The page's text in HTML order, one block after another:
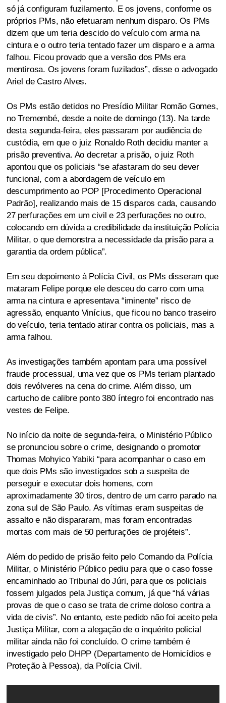
só já configuram fuzilamento. E os jovens, conforme os
próprios PMs, não efetuaram nenhum disparo. Os PMs
dizem que um teria descido do veículo com arma na
cintura e o outro teria tentado fazer um disparo e a arma
falhou. Ficou provado que a versão dos PMs era
mentirosa. Os jovens foram fuzilados”, disse o advogado
Ariel de Castro Alves.
Os PMs estão detidos no Presídio Militar Romão Gomes,
no Tremembé, desde a noite de domingo (13). Na tarde
desta segunda-feira, eles passaram por audiência de
custódia, em que o juiz Ronaldo Roth decidiu manter a
prisão preventiva. Ao decretar a prisão, o juiz Roth
apontou que os policiais “se afastaram do seu dever
funcional, com a abordagem de veículo em
descumprimento ao POP [Procedimento Operacional
Padrão], realizando mais de 15 disparos cada, causando
27 perfurações em um civil e 23 perfurações no outro,
colocando em dúvida a credibilidade da instituição Polícia
Militar, o que demonstra a necessidade da prisão para a
garantia da ordem pública”.
Em seu depoimento à Polícia Civil, os PMs disseram que
mataram Felipe porque ele desceu do carro com uma
arma na cintura e apresentava “iminente” risco de
agressão, enquanto Vinícius, que ficou no banco traseiro
do veículo, teria tentado atirar contra os policiais, mas a
arma falhou.
As investigações também apontam para uma possível
fraude processual, uma vez que os PMs teriam plantado
dois revólveres na cena do crime. Além disso, um
cartucho de calibre ponto 380 íntegro foi encontrado nas
vestes de Felipe.
No início da noite de segunda-feira, o Ministério Público
se pronunciou sobre o crime, designando o promotor
Thomas Mohyico Yabiki “para acompanhar o caso em
que dois PMs são investigados sob a suspeita de
perseguir e executar dois homens, com
aproximadamente 30 tiros, dentro de um carro parado na
zona sul de São Paulo. As vítimas eram suspeitas de
assalto e não dispararam, mas foram encontradas
mortas com mais de 50 perfurações de projéteis”.
Além do pedido de prisão feito pelo Comando da Polícia
Militar, o Ministério Público pediu para que o caso fosse
encaminhado ao Tribunal do Júri, para que os policiais
fossem julgados pela Justiça comum, já que “há várias
provas de que o caso se trata de crime doloso contra a
vida de civis”. No entanto, este pedido não foi aceito pela
Justiça Militar, com a alegação de o inquérito policial
militar ainda não foi concluído. O crime também é
investigado pelo DHPP (Departamento de Homicídios e
Proteção à Pessoa), da Polícia Civil.